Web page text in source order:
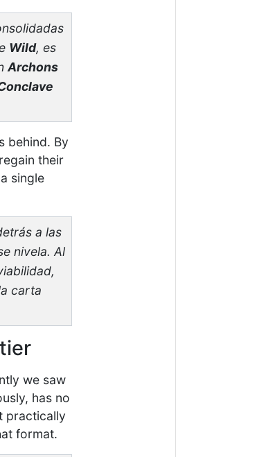
Wild, es
Archons
behind. By
their
single
a las
nivela. Al
carta
we saw
has no
practically
format.